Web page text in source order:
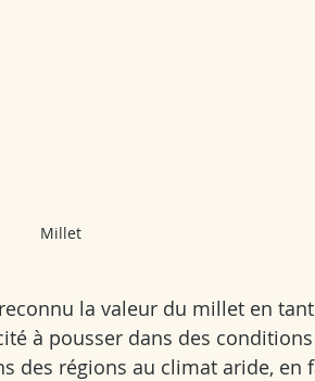
Millet
la valeur du millet en
à pousser dans des
des régions au climat aride, en